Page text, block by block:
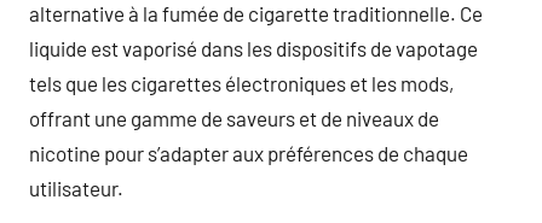
alternative à la fumée de cigarette traditionnelle. Ce
liquide est vaporisé dans les dispositifs de vapotage
tels que les cigarettes électroniques et les mods,
offrant une gamme de saveurs et de niveaux de
nicotine pour s’adapter aux préférences de chaque
utilisateur.